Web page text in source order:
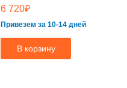
6 720₽
Привезем за 10-14 дней
В корзину